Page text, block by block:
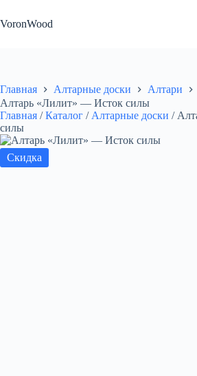
к
сути
VoronWood
Главная Алтарные доски
Алтари
Алтарь «Лилит» — Исток силы
Главная / Каталог / Алтарные доски /
силы
Скидка